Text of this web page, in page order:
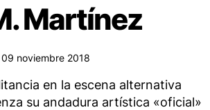
Martínez
noviembre 2018
en la escena alternativa
su andadura artística «oficial»